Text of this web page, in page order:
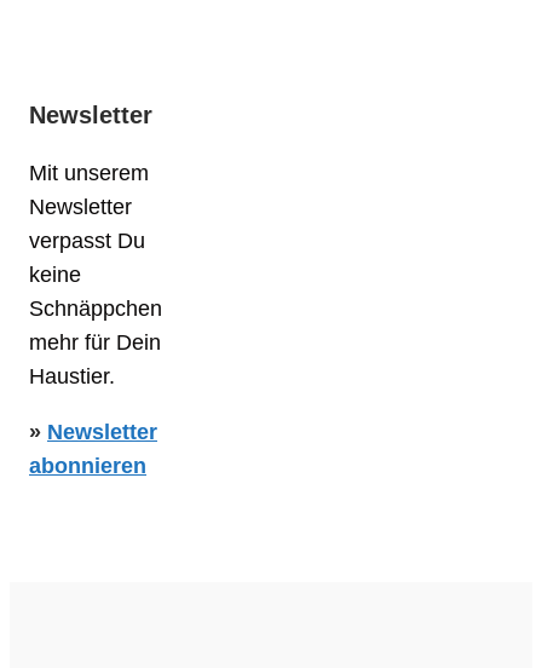
Newsletter
Mit unserem
Newsletter
verpasst Du
keine
Schnäppchen
mehr für Dein
Haustier.
» Newsletter
abonnieren